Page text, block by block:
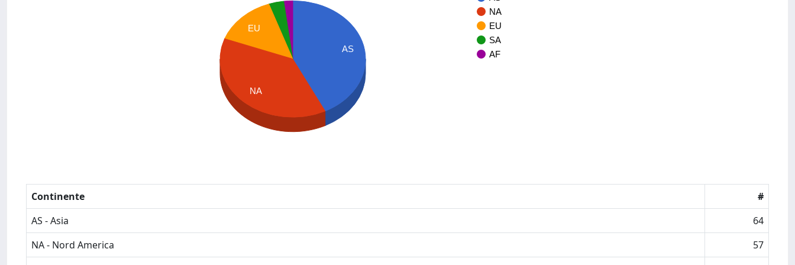
NA
EU
SA
AF
AS
EU
NA
Continente
#
AS - Asia
64
NA - Nord America
57